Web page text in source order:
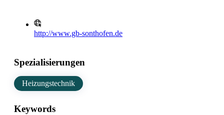
http://www.gb-sonthofen.de
Spezialisierungen
Heizungstechnik
Keywords